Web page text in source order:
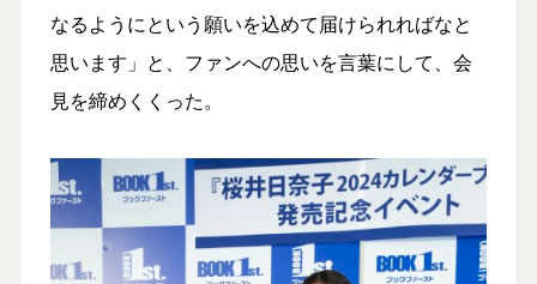
なるようにという願いを込めて届けられればなと
思います」と、ファンへの思いを言葉にして、会
見を締めくくった。